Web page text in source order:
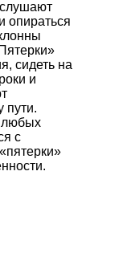
опираться
сидеть на
и
пути.
любых
с